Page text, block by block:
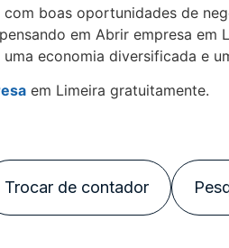
boas oportunidades de
em Abrir empresa em
economia diversificada e
em Limeira gratuitamente.
Trocar de contador